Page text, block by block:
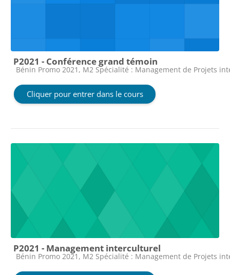
P2021 - Conférence grand témoin
Catégorie de cours
Bénin Promo 2021, M2 Spécialité : Management de Projets
Cliquer pour entrer dans le cours
P2021 - Management interculturel
Catégorie de cours
Bénin Promo 2021, M2 Spécialité : Management de Projets